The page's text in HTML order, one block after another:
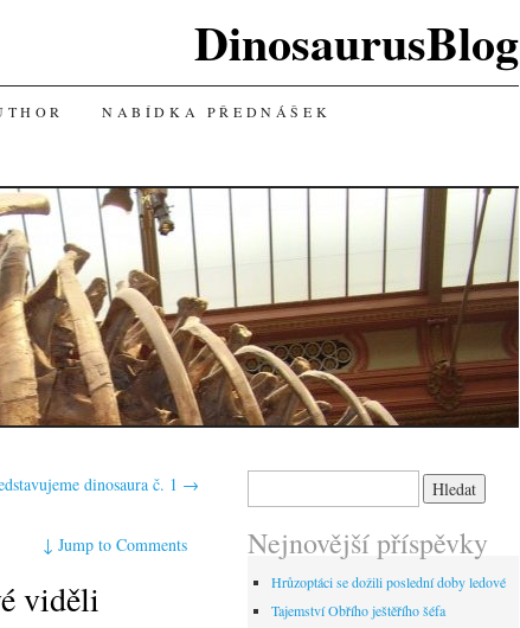
DinosaurusBlog
NABÍDKA PŘEDNÁŠEK
dinosaura č. 1 →
↓Jump to Comments
viděli
Nejnovější příspěvky
Hrůzoptáci se dožili poslední doby ledové
Tajemství Obřího ještěřího šéfa